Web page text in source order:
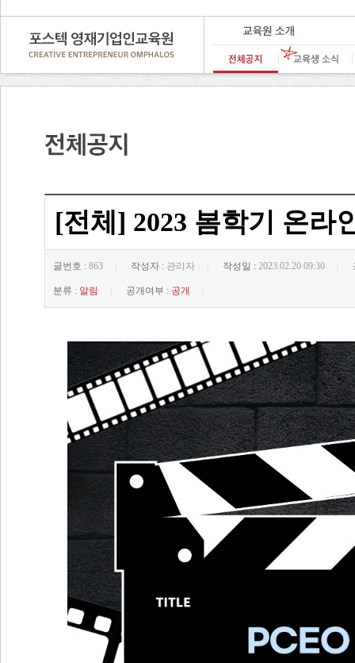
[전체] 2023 봄학기 온라
글번호 : 863 작성자 : 관리자 작성일 : 2023.02.20 09:30
분류 : 알림 공개여부 : 공개